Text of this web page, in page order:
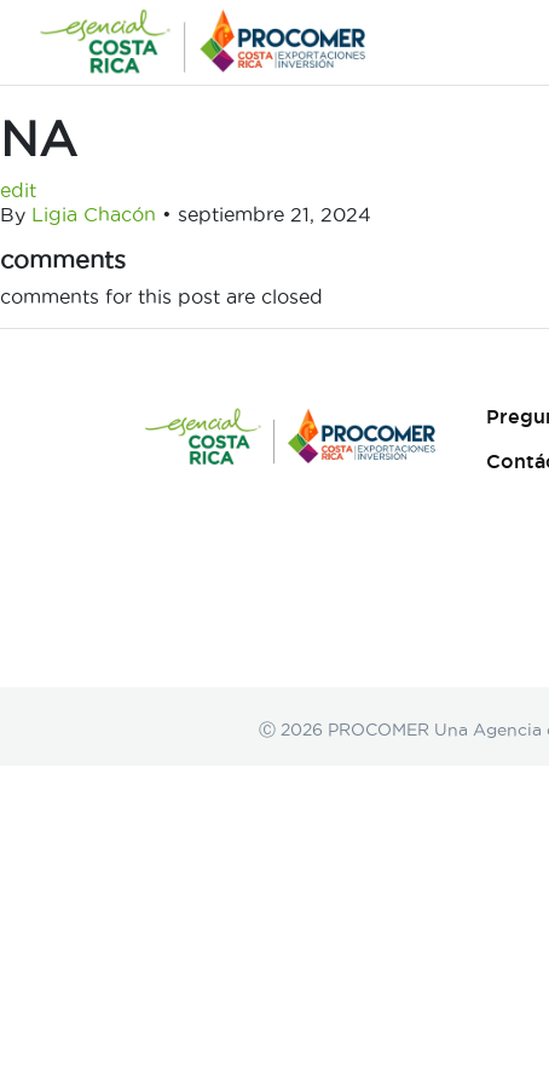
contenido
NA
edit
By Ligia Chacón • septiembre 21, 2024
comments
comments for this post are closed
Ⓒ 2026 PROCOMER Una Agencia